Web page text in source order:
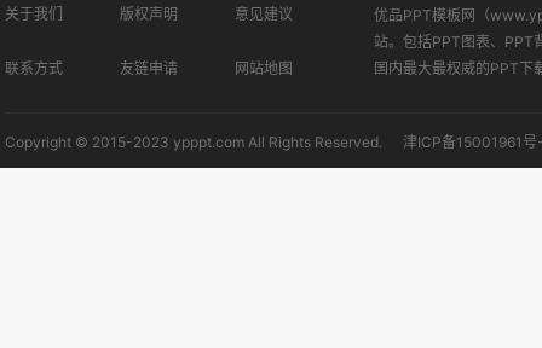
关于我们 版权声明 意见建议
联系方式 友链申请 网站地图
优品PPT模板网（
站。包括PPT图表、PPT
国内最大最权威的PPT下
Copyright © 2015-2023 ypppt.com All Rights Reserved. 津ICP备15001961号